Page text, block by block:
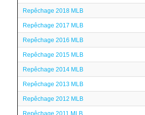
Repêchage 2018 MLB
Repêchage 2017 MLB
Repêchage 2016 MLB
Repêchage 2015 MLB
Repêchage 2014 MLB
Repêchage 2013 MLB
Repêchage 2012 MLB
Repêchage 2011 MLB